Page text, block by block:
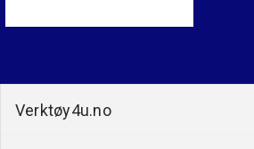
Verktøy4u.no